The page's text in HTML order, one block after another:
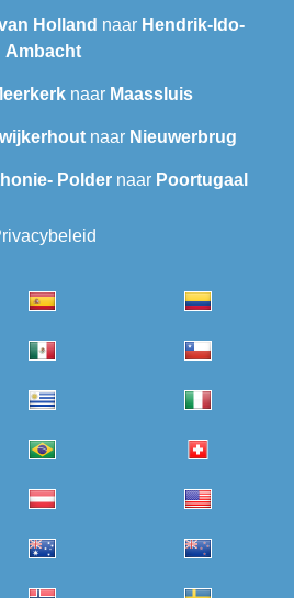
Holland naar Hendrik-Ido-
Ambacht
naar Maassluis
naar Nieuwerbrug
Polder naar Poortugaal